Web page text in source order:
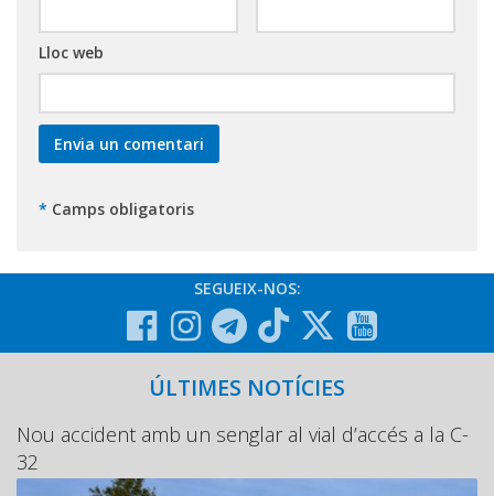
Lloc web
* Camps obligatoris
SEGUEIX-NOS:
ÚLTIMES NOTÍCIES
Nou accident amb un senglar al vial d’accés a la C-
32